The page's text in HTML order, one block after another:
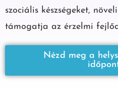
szociális készségeket,
támogatja az érzelmi
Nézd meg a